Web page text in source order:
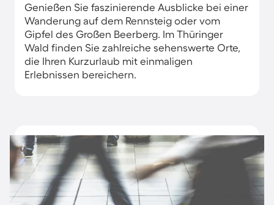
Genießen Sie faszinierende Ausblicke bei einer
Wanderung auf dem Rennsteig oder vom
Gipfel des Großen Beerberg. Im Thüringer
Wald finden Sie zahlreiche sehenswerte Orte,
die Ihren Kurzurlaub mit einmaligen
Erlebnissen bereichern.